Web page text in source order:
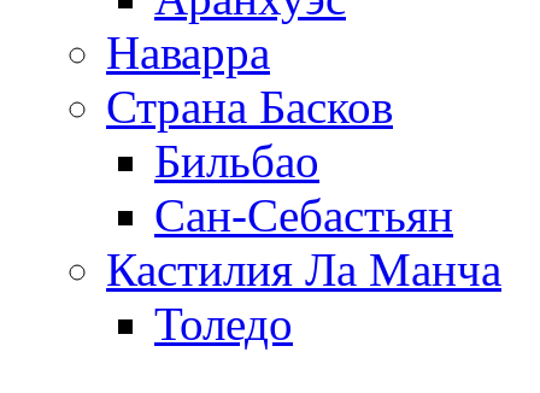
Наварра
Страна Басков
Бильбао
Сан-Себастьян
Кастилия Ла Манча
Толедо